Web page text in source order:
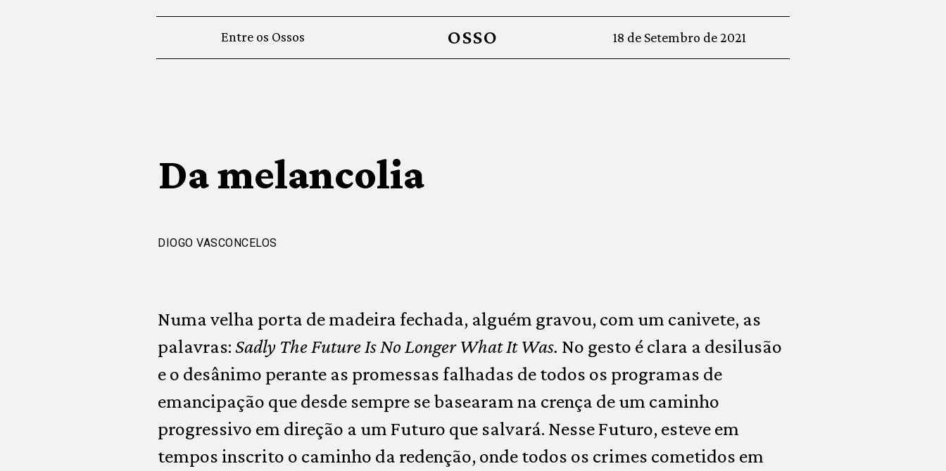
Entre os Ossos OSSO 18 de Setembro de 2021
Da melancolia
DIOGO VASCONCELOS
Numa velha porta de madeira fechada, alguém gravou, com um canivete, as
palavras:Sadly The Future Is No Longer What It Was. No gesto é clara a desilusão
e o desânimo perante as promessas falhadas de todos os programas de
emancipação que desde sempre se basearam na crença de um caminho
progressivo em direção a um Futuro que salvará. Nesse Futuro, esteve em
tempos inscrito o caminho da redenção, onde todos os crimes cometidos em